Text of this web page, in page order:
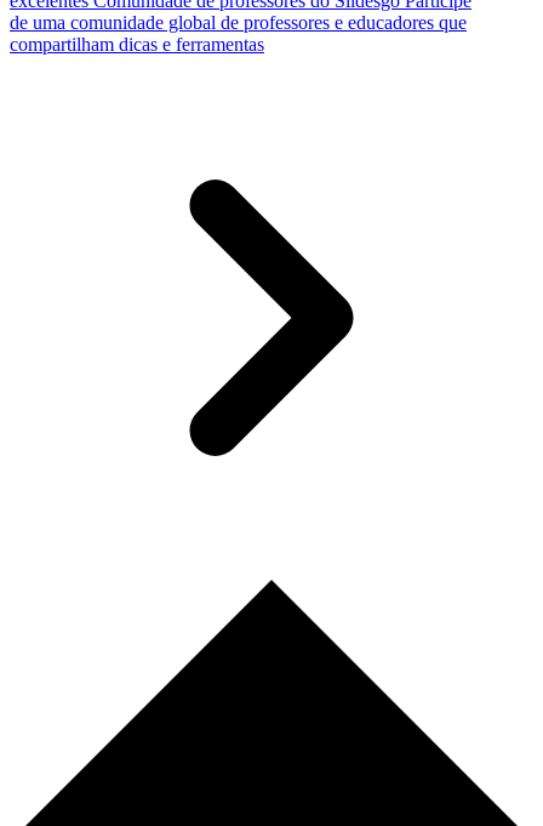
de uma comunidade global de professores e educadores que
compartilham dicas e ferramentas